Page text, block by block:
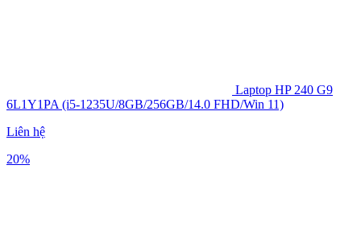
Laptop HP 240 G9
6L1Y1PA (i5-1235U/8GB/256GB/14.0 FHD/Win 11)
Liên hệ
20%